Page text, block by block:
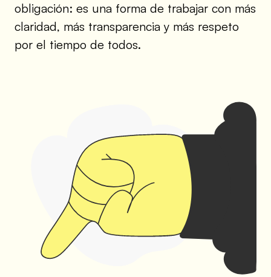
obligación: es una forma de trabajar con más
claridad, más transparencia y más respeto
por el tiempo de todos.